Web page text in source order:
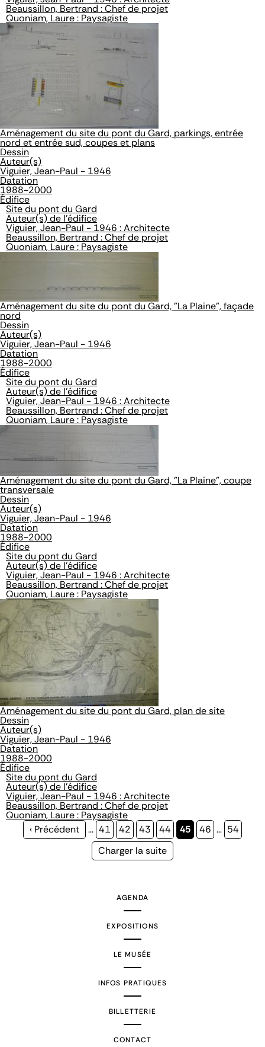
Beaussillon, Bertrand : Chef de projet
Quoniam, Laure : Paysagiste
Aménagement du site du pont du Gard, parkings, entrée
nord et entrée sud, coupes et plans
Dessin
Auteur(s)
Viguier, Jean-Paul - 1946
Datation
1988-2000
Édifice
Site du pont du Gard
Auteur(s) de l'édifice
Viguier, Jean-Paul - 1946 : Architecte
Beaussillon, Bertrand : Chef de projet
Quoniam, Laure : Paysagiste
Aménagement du site du pont du Gard, "La Plaine", façade
nord
Dessin
Auteur(s)
Viguier, Jean-Paul - 1946
Datation
1988-2000
Édifice
Site du pont du Gard
Auteur(s) de l'édifice
Viguier, Jean-Paul - 1946 : Architecte
Beaussillon, Bertrand : Chef de projet
Quoniam, Laure : Paysagiste
Aménagement du site du pont du Gard, "La Plaine", coupe
transversale
Dessin
Auteur(s)
Viguier, Jean-Paul - 1946
Datation
1988-2000
Édifice
Site du pont du Gard
Auteur(s) de l'édifice
Viguier, Jean-Paul - 1946 : Architecte
Beaussillon, Bertrand : Chef de projet
Quoniam, Laure : Paysagiste
Aménagement du site du pont du Gard, plan de site
Dessin
Auteur(s)
Viguier, Jean-Paul - 1946
Datation
1988-2000
Édifice
Site du pont du Gard
Auteur(s) de l'édifice
Viguier, Jean-Paul - 1946 : Architecte
Beaussillon, Bertrand : Chef de projet
Quoniam, Laure : Paysagiste
Page
‹ Précédent … Page
41 Page
42 Page
43 Page
44
Page
45 Page
46 … Page
54
Page
Charger la suite
AGENDA
EXPOSITIONS
LE MUSÉE
INFOS PRATIQUES
BILLETTERIE
CONTACT